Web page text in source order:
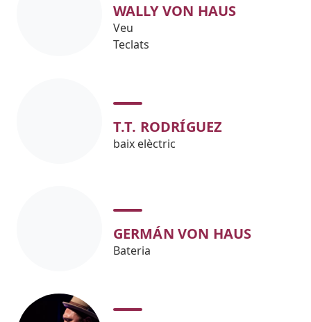
WALLY VON HAUS
Veu
Teclats
T.T. RODRÍGUEZ
baix elèctric
GERMÁN VON HAUS
Bateria